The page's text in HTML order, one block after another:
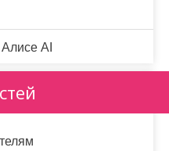
AI